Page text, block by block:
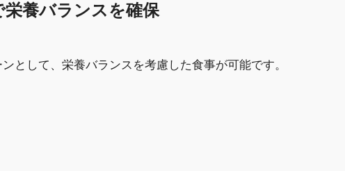
養バランスを確保
として、栄養バランスを考慮した食事が可能です。